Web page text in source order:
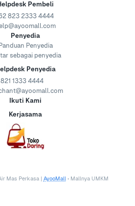
Pembeli
823 2333 4444
Penyedia
Panduan Penyedia
sebagai penyedia
Penyedia
1333 4444
Ikuti Kami
Kerjasama
Mas Perkasa | AyooMall • Mallnya UMKM